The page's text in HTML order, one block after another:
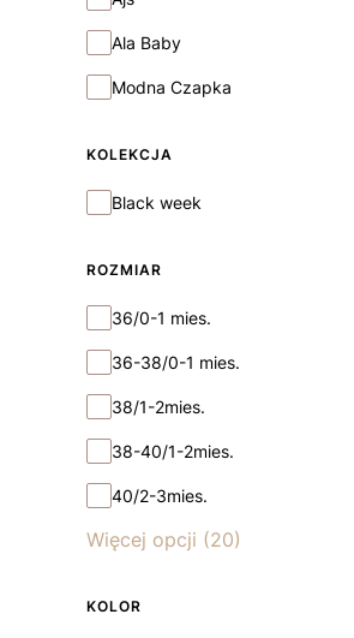
Ala Baby
Modna Czapka
KOLEKCJA
Kolekcja
Black week
ROZMIAR
rozmiar
36/0-1 mies.
36-38/0-1 mies.
38/1-2mies.
38-40/1-2mies.
40/2-3mies.
Więcej opcji (20)
KOLOR